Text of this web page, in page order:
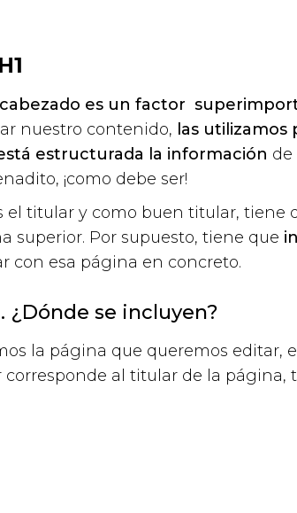
es un factor
nuestro contenido, las utilizamos
estructurada la información de
¡como debe ser!
el titular y como buen titular, tiene
superior. Por supuesto, tiene que
con esa página en concreto.
¿Dónde se incluyen?
la página que queremos editar,
corresponde al titular de la página,